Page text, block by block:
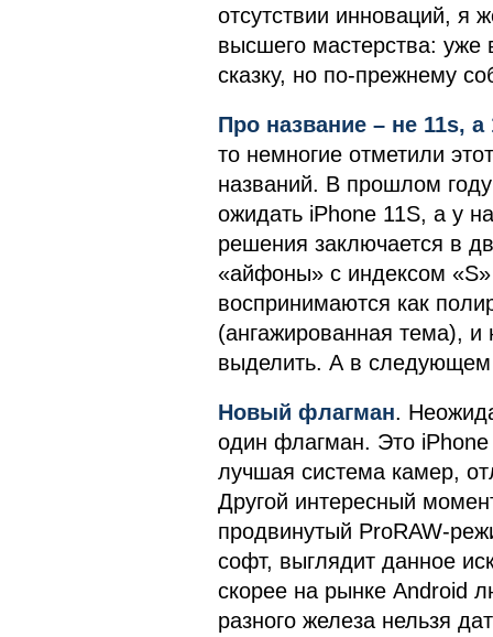
отсутствии инноваций, я
высшего мастерства: уже
сказку, но по-прежнему
Про название – не 11s, а
то немногие отметили
названий. В прошлом
ожидать iPhone 11S, а у
решения заключается в
«айфоны» с индексом
воспринимаются как
(ангажированная тема), и
выделить. А в следующем
Новый флагман.
один флагман. Это
лучшая система камер,
Другой интересный
продвинутый ProRAW-
софт, выглядит данное
скорее на рынке Android
разного железа нельзя